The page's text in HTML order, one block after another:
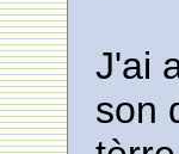
J'ai
son